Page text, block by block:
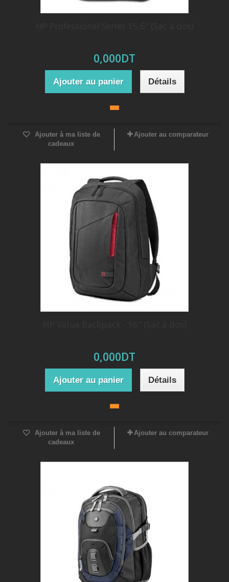
0,000DT
Ajouter au panier Détails
Ajouter à ma liste de
cadeaux
Ajouter au comparateur
0,000DT
Ajouter au panier Détails
Ajouter à ma liste de
cadeaux
Ajouter au comparateur